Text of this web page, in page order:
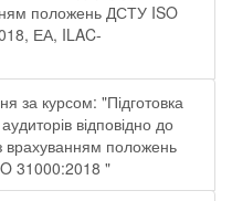
положень ДСТУ ISO
ЕА, ILAC-
за курсом: "Підготовка
відповідно до
положень
31000:2018 "